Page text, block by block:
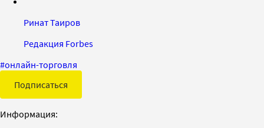
Ринат Таиров
Редакция Forbes
#онлайн-торговля
Подписаться
Информация: